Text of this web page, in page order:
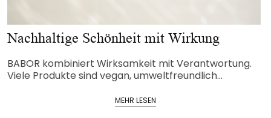
Luxuriöse Hautpflege mit BABOR
BABOR steht für exklusive Wirkstoffkosmetik
Germany“. Jedes Produkt...
MEHR LESEN